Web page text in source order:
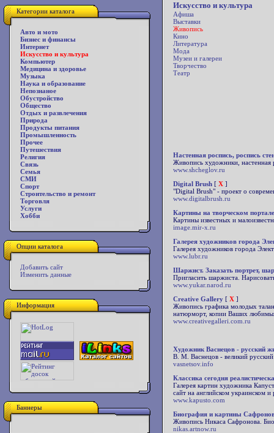
Категории каталога
Авто и мото
Бизнес и финансы
Интернет
Искусство и культура
Компьютер
Медицина и здоровье
Музыка
Наука и образование
Непознаное
Обустройство
Общество
Отдых и развлечения
Природа
Продукты питания
Промышленность
Прочее
Путешествия
Религия
Связь
Семья
СМИ
Спорт
Строительство и ремонт
Торговля
Услуги
Хобби
Опции каталога
Добавить сайт
Изменить данные
Информация
Баннеры
Искусство и культура
Афиша
Выставки
Живопись
Кино
Литература
Мода
Музеи и галереи
Творчество
Театр
Настенная роспись, роспись
Живопись художники, настенная
www.shcheglov.ru
Digital Brush [ X ]
"Digital Brush" - проект о
www.digitalbrush.ru
Картины на творческом портале
Картины известных и
image.mir-x.ru
Галерея художников города
Галерея художников города
www.lubr.ru
Шаржист. Заказать портрет,
Пригласить шаржиста.
www.yukar.narod.ru
Creative Gallery [ X ]
Живопись графика молодых
натюрморт, копии Ваших
www.creativegalleri.com.ru
Художник Васнецов - русский
В. М. Васнецов - великий
vasnetsov.info
Классика сегодня
Галерея картин художника
сайт на английском украинском и
www.kapusto.com
Биография и картины
Живопись Никаса Сафронова.
nikas.artnow.ru